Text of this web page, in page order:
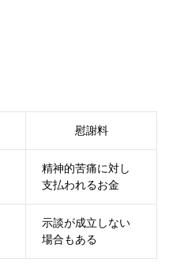
慰謝料
精神的苦痛に対し
支払われるお金
示談が成立しない
場合もある